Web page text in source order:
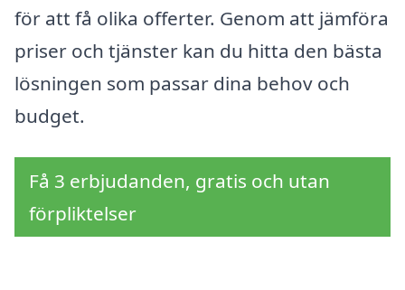
för att få olika offerter. Genom att jämföra
priser och tjänster kan du hitta den bästa
lösningen som passar dina behov och
budget.
Få 3 erbjudanden, gratis och utan
förpliktelser